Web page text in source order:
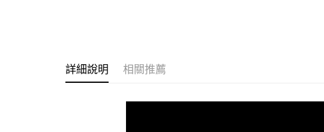
詳細說明 相關推薦